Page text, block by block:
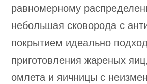
равномерному
небольшая сковорода с
покрытием идеально
приготовления жареных
омлета и яичницы с